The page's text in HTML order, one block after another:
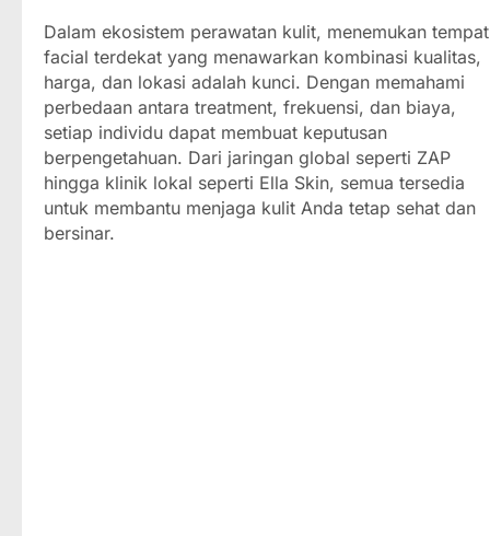
Dalam ekosistem perawatan kulit, menemukan tempat
facial terdekat yang menawarkan kombinasi kualitas,
harga, dan lokasi adalah kunci. Dengan memahami
perbedaan antara treatment, frekuensi, dan biaya,
setiap individu dapat membuat keputusan
berpengetahuan. Dari jaringan global seperti ZAP
hingga klinik lokal seperti Ella Skin, semua tersedia
untuk membantu menjaga kulit Anda tetap sehat dan
bersinar.